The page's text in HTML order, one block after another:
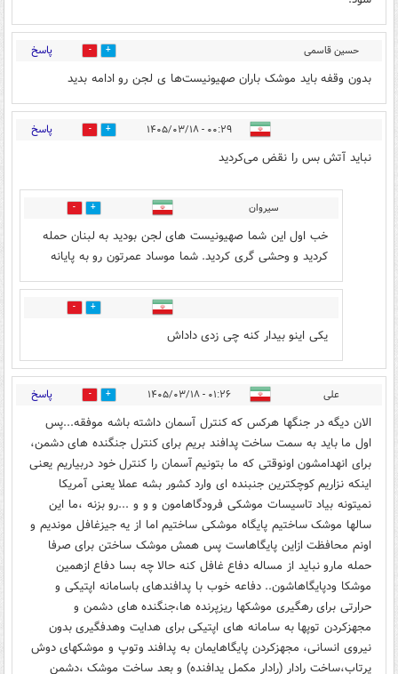
حسین قاسمی
طاقبستانی
۲۳:۵۷ - ۱۴۰۵/۰۳/۱۷
4 پاسخ
بدون وقفه باید موشک باران صهیونیست‌ها ی لجن رو ادامه بدید
۰۰:۲۹ - ۱۴۰۵/۰۳/۱۸ 1 پاسخ
نباید آتش بس را نقض می‌کردید
سیروان 2
خب اول این شما صهیونیست های لجن بودید به لبنان حمله
کردید و وحشی گری کردید. شما موساد عمرتون رو به پایانه
5
یکی اینو بیدار کنه چی زدی داداش
علی ۰۱:۲۶ - ۱۴۰۵/۰۳/۱۸ 1 پاسخ
الان دیگه در جنگها هرکس که کنترل آسمان داشته باشه موفقه...پس
اول ما باید به سمت ساخت پدافند بریم برای کنترل جنگنده های دشمن،
برای انهدامشون اونوقتی که ما بتونیم آسمان را کنترل خود دربیاریم یعنی
اینکه نزاریم کوچکترین جنبنده ای وارد کشور بشه عملا یعنی آمریکا
نمیتونه بیاد تاسیسات موشکی فرودگاهامون و و و ...رو بزنه ،ما این
سالها موشک ساختیم پایگاه موشکی ساختیم اما از یه جیزغافل موندیم و
اونم محافظت ازاین پایگاهاست پس همش موشک ساختن برای صرفا
حمله مارو نباید از مساله دفاع غافل کنه حالا چه بسا دفاع ازهمین
موشکا ودپایگاهاشون.. دفاعه خوب با پدافندهای باسامانه اپتیکی و
حرارتی برای رهگیری موشکها ریزپرنده ها،جنگنده های دشمن و
مجهزکردن توپها به سامانه های اپتیکی برای هدایت وهدفگیری بدون
نیروی انسانی، مجهزکردن پایگاهایمان به پدافند وتوپ و موشکهای دوش
پرتاب،ساخت رادار (رادار مکمل پدافنده) و بعد ساخت موشک ،دشمن